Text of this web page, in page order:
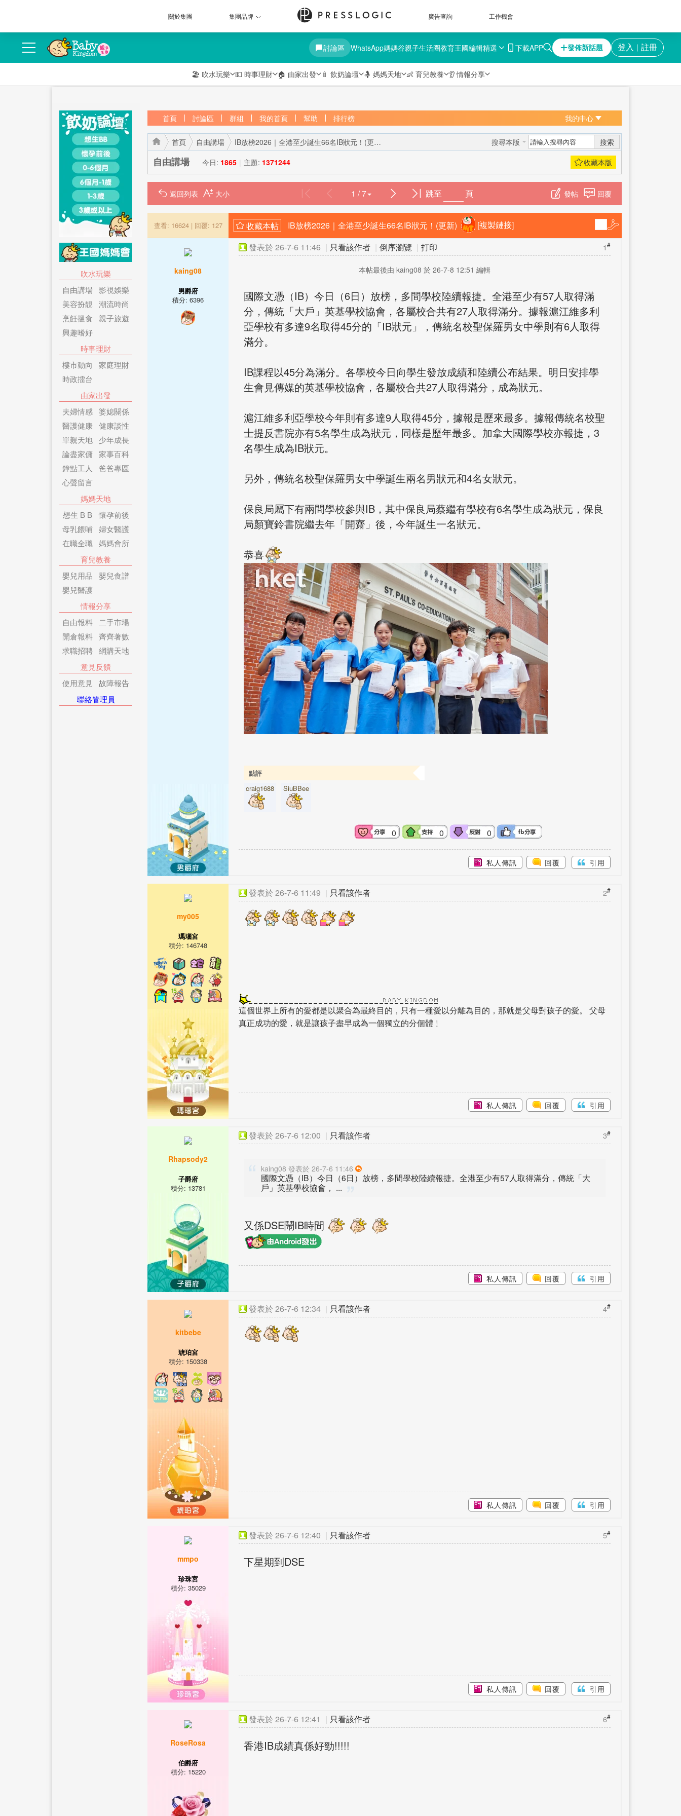
關於集團 集團品牌 廣告查詢 工作機會
討論區 WhatsApp媽媽谷親子生活圈教育王國編輯精選 下載APP 發佈新話題 登入 ｜ 註冊
🏖️ 吹水玩樂 💵 時事理財 🏠 由家出發 🍼 飲奶論壇 🤱 媽媽天地 👶 育兒教養 👂 情報分享
吹水玩樂
自由講場 影視娛樂
美容扮靚
潮流時尚
烹飪搵食
親子旅遊
興趣嗜好
時事理財
樓市動向
家庭理財
時政擂台
由家出發
夫婦情感 婆媳關係
醫護健康
健康談性
單親天地
少年成長
論盡家傭
家事百科
鐘點工人
爸爸專區
心聲留言
媽媽天地
想生 B B
懷孕前後
母乳餵哺 婦女醫護
在職全職
媽媽會所
育兒教養
嬰兒用品
嬰兒食譜
嬰兒醫護
情報分享
自由報料
二手市場
開倉報料 齊齊著數
求職招聘
網購天地
意見反饋
使用意見
故障報告
聯絡管理員
我的中心
首頁 討論區 群組 我的首頁 幫助 排行榜
搜尋本版 搜索
首頁
›
自由講場 IB放榜2026｜全港至少誕生66名IB狀元！(更新) ...
自由講場 今日: 1865 | 主題: 1371244
回覆
發帖
返回列表 1 / 7 跳至 頁
查看: 16624| 回覆: 127 IB放榜2026｜全港至少誕生66名IB狀元！(更新) [複製鏈接]
kaing08
男爵府
積分: 6396
1#
發表於 26-7-6 11:46 | 只看該作者 | 倒序瀏覽 | 打印
本帖最後由 kaing08 於 26-7-8 12:51 編輯
國際文憑（IB）今日（6日）放榜，多間學校陸續報捷。全港至少有57人取得滿
分，傳統「大戶」英基學校協會，各屬校合共有27人取得滿分。據報滬江維多利
亞學校有多達9名取得45分的「IB狀元」，傳統名校聖保羅男女中學則有6人取得
滿分。
IB課程以45分為滿分。各學校今日向學生發放成績和陸續公布結果。明日安排學
生會見傳媒的英基學校協會，各屬校合共27人取得滿分，成為狀元。
滬江維多利亞學校今年則有多達9人取得45分，據報是歷來最多。據報傳統名校聖
士提反書院亦有5名學生成為狀元，同樣是歷年最多。加拿大國際學校亦報捷，3
名學生成為IB狀元。
另外，傳統名校聖保羅男女中學誕生兩名男狀元和4名女狀元。
保良局屬下有兩間學校參與IB，其中保良局蔡繼有學校有6名學生成為狀元，保良
局顏寶鈴書院繼去年「開齋」後，今年誕生一名狀元。
恭喜
點評
craig1688
SiuBBee
0 0 0
私人傳訊 回覆 引用
my005
瑪瑙宮
積分: 146748
2#
發表於 26-7-6 11:49 | 只看該作者
這個世界上所有的愛都是以聚合為最終目的，只有一種愛以分離為目的，那就是父母對孩子的愛。 父母
真正成功的愛，就是讓孩子盡早成為一個獨立的分個體﹗
私人傳訊 回覆 引用
Rhapsody2
子爵府
積分: 13781
3#
發表於 26-7-6 12:00 | 只看該作者
kaing08 發表於 26-7-6 11:46
國際文憑（IB）今日（6日）放榜，多間學校陸續報捷。全港至少有57人取得滿分，傳統「大
戶」英基學校協會， ...
又係DSE鬧IB時間
私人傳訊 回覆 引用
kitbebe
琥珀宮
積分: 150338
4#
發表於 26-7-6 12:34 | 只看該作者
私人傳訊 回覆 引用
mmpo
珍珠宮
積分: 35029
5#
發表於 26-7-6 12:40 | 只看該作者
下星期到DSE
私人傳訊 回覆 引用
RoseRosa
伯爵府
積分: 15220
6#
發表於 26-7-6 12:41 | 只看該作者
香港IB成績真係好勁!!!!!